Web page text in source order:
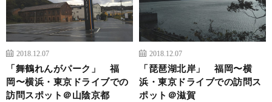
2018.12.07
「舞鶴れんがパーク」 福
岡〜横浜・東京ドライブでの
訪問スポット＠山陰京都
2018.12.07
「琵琶湖北岸」 福岡〜横
浜・東京ドライブでの訪問ス
ポット＠滋賀